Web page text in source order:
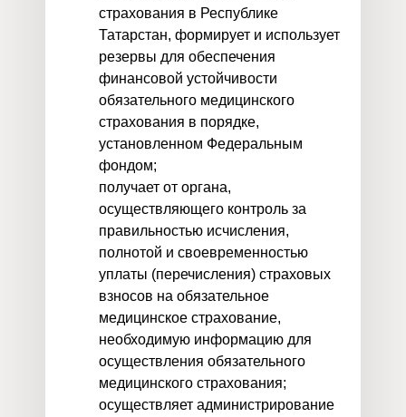
страхования в Республике
Татарстан, формирует и использует
резервы для обеспечения
финансовой устойчивости
обязательного медицинского
страхования в порядке,
установленном Федеральным
фондом;
получает от органа,
осуществляющего контроль за
правильностью исчисления,
полнотой и своевременностью
уплаты (перечисления) страховых
взносов на обязательное
медицинское страхование,
необходимую информацию для
осуществления обязательного
медицинского страхования;
осуществляет администрирование